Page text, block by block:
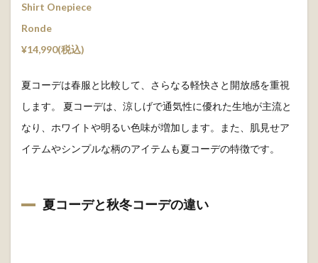
Shirt Onepiece
Ronde
¥14,990(税込)
夏コーデは春服と比較して、さらなる軽快さと開放感を重視
します。 夏コーデは、涼しげで通気性に優れた生地が主流と
なり、ホワイトや明るい色味が増加します。また、肌見せア
イテムやシンプルな柄のアイテムも夏コーデの特徴です。
夏コーデと秋冬コーデの違い